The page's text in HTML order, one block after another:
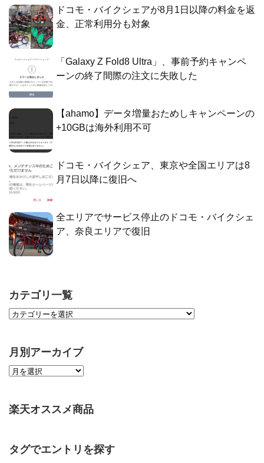
ドコモ・バイクシェアが8月1日以降の料金を返
金、正常利用分も対象
「Galaxy Z Fold8 Ultra」、事前予約キャンペ
ーンの終了間際の注文に失敗した
【ahamo】データ増量おためしキャンペーンの
+10GBは海外利用不可
ドコモ・バイクシェア、東京や全国エリアは8
月7日以降に復旧へ
全エリアでサービス停止のドコモ・バイクシェ
ア、奈良エリアで復旧
カテゴリ一覧
月別アーカイブ
楽天オススメ商品
タグでエントリを探す